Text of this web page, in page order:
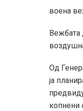
воена
Вежбата
Од
ја
копнени